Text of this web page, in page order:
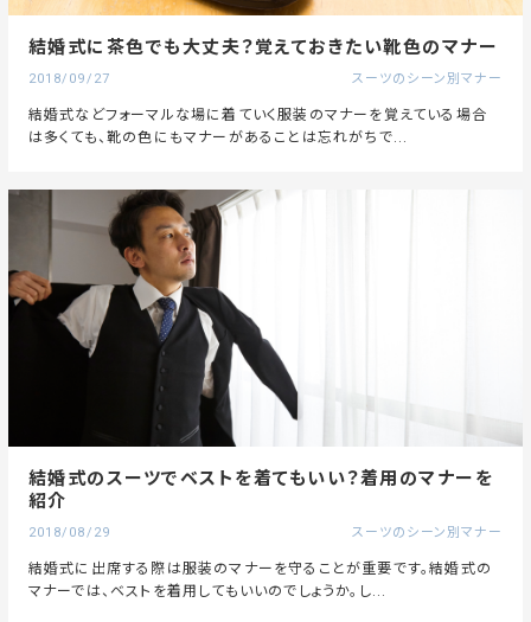
結婚式に茶色でも大丈夫？覚えておきたい靴色のマナー
2018/09/27 スーツのシーン別マナー
結婚式などフォーマルな場に着ていく服装のマナーを覚えている場合
は多くても、靴の色にもマナーがあることは忘れがちで...
結婚式のスーツでベストを着てもいい？着用のマナーを
紹介
2018/08/29 スーツのシーン別マナー
結婚式に出席する際は服装のマナーを守ることが重要です。結婚式の
マナーでは、ベストを着用してもいいのでしょうか。し...